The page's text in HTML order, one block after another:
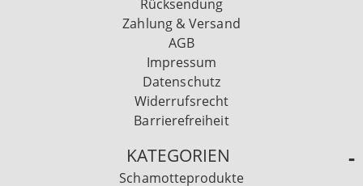
Rücksendung
Zahlung & Versand
AGB
Impressum
Datenschutz
Widerrufsrecht
Barrierefreiheit
KATEGORIEN
Schamotteprodukte